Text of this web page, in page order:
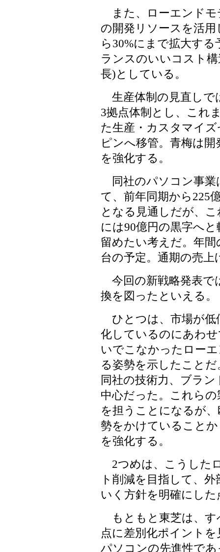
また、ローエンドモ
の開発リソースを活用
ら30%にまで拡大す
ランスのいいコスト
長)としている。
生産体制の見直しで
3拠点体制とし、これ
た生産・カスタマイ
ピンへ移管。青梅は
を強化する。
同社のパソコン事業
て、前年同期から225
となる見通しだが、
には90億円の黒字へ
留めたい考えだ。年
台の予定。通期の売上
今回の新戦略発表で
換を図ったといえる。
ひとつは、市場が低
化しているのにあわ
いでこなかったロー
る姿勢を示したこと
同社の技術力、ブラ
中心だった。これら
を担うことになるが
勢をかけていること
を強化する。
2つめは、こうした
ト削減を目指して、
いく方針を明確にした
もともと東芝は、す
点に差別化ポイント
パソコンの先進性で